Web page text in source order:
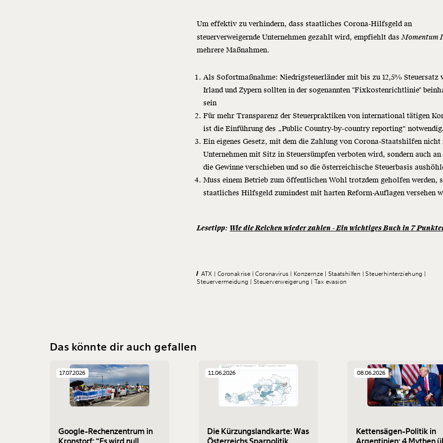
Um effektiv zu verhindern, dass staatliches Corona-Hilfsgeld an
steuerverweigernde Unternehmen gezahlt wird, empfiehlt dasMomentum
mehrere Maßnahmen.
Als Sofortmaßnahme: Niedrigsteuerländer mit bis zu 12,5% Steuersatz
Irland und Zypern sollten in der sogenannten "Fixkostenrichtlinie"
sein
Für mehr Transparenz der Steuerpraktiken von international tätigen
ist die Einführung des „Public Country-by-country reporting“ notwendig.
Ein eigenes Gesetz, mit dem die Zahlung von Corona-Staatshilfen nicht
Unternehmen mit Sitz in Steuersümpfen verboten wird, sondern auch an
die Gewinne verschieben und so die österreichische Steuerbasis
Muss einem Betrieb zum öffentlichen Wohl trotzdem geholfen werden,
staatliches Hilfsgeld zumindest mit harten Reform-Auflagen versehen
Lesetipp: Wie die Reichen wieder zahlen - Ein wichtiges Buch in 7
ATX Coronakrise Coronavirus Konzernze Staatshilfen
Steuerhinterziehung
Steuervermeidung
Steuerverweigerung Tax evasion
Das könnte dir auch gefallen
17.07.2026
Google-Rechenzentrum in
11.06.2026
Die Kürzungslandkarte: Was
08.06.2026
Kettensägen-Politik in